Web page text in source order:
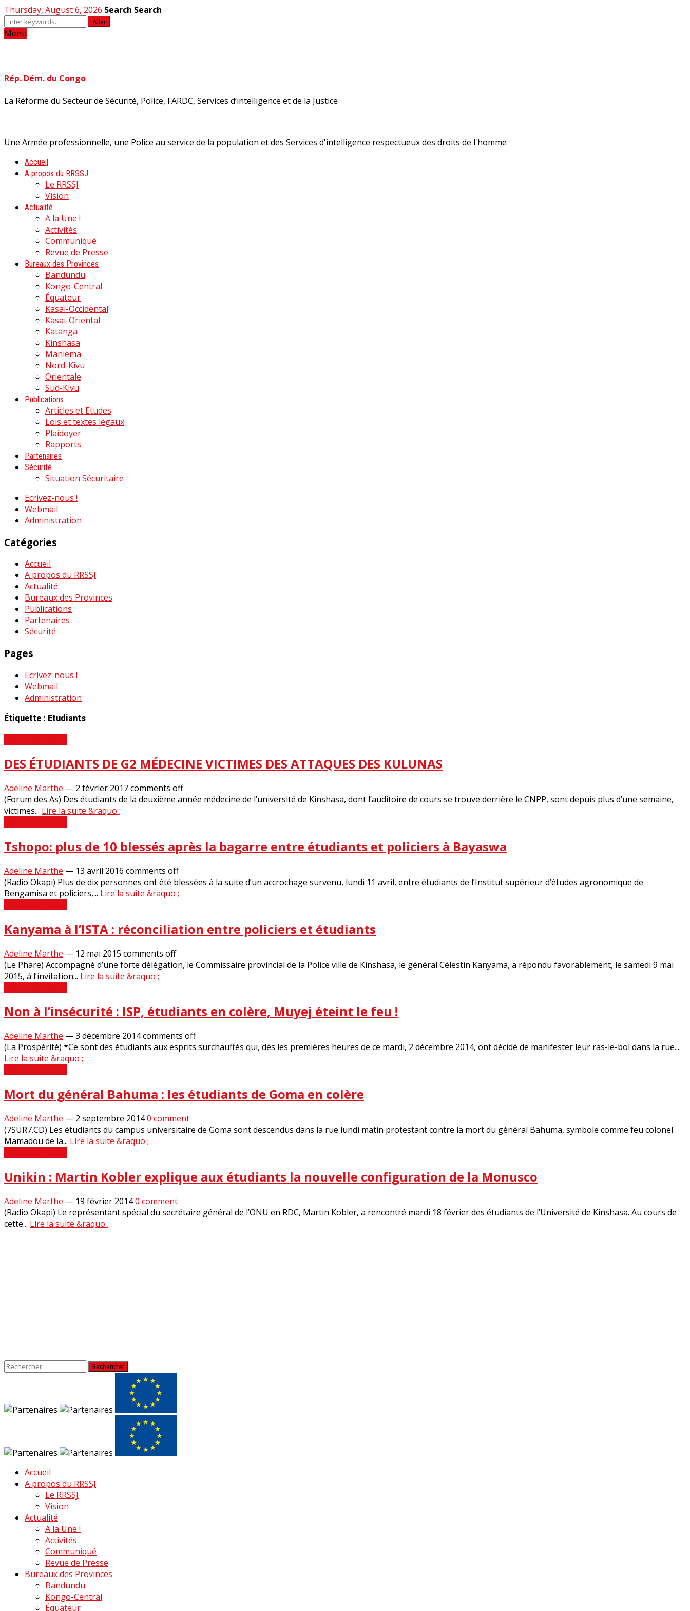
Thursday, August 6, 2026 Search Search
Aller
Menu
Rép. Dém. du Congo
La Réforme du Secteur de Sécurité, Police, FARDC, Services d’intelligence et de la Justice
Une Armée professionnelle, une Police au service de la population et des Services d'intelligence respectueux des droits de l'homme
Accueil
A propos du RRSSJ
Le RRSSJ
Vision
Actualité
A la Une !
Activités
Communiqué
Revue de Presse
Bureaux des Provinces
Bandundu
Kongo-Central
Équateur
Kasaï-Occidental
Kasaï-Oriental
Katanga
Kinshasa
Maniema
Nord-Kivu
Orientale
Sud-Kivu
Publications
Articles et Etudes
Lois et textes légaux
Plaidoyer
Rapports
Partenaires
Sécurité
Situation Sécuritaire
Ecrivez-nous !
Webmail
Administration
Catégories
Accueil
A propos du RRSSJ
Actualité
Bureaux des Provinces
Publications
Partenaires
Sécurité
Pages
Ecrivez-nous !
Webmail
Administration
Étiquette : Etudiants
DES ÉTUDIANTS DE G2 MÉDECINE VICTIMES DES ATTAQUES DES KULUNAS
Adeline Marthe — 2 février 2017comments off
(Forum des As) Des étudiants de la deuxième année médecine de l’université de Kinshasa, dont l’auditoire de cours se trouve derrière le CNPP, sont depuis plus d’une semaine,
victimes... Lire la suite &raquo ;
Tshopo: plus de 10 blessés après la bagarre entre étudiants et policiers à Bayaswa
Adeline Marthe — 13 avril 2016 comments off
(Radio Okapi) Plus de dix personnes ont été blessées à la suite d’un accrochage survenu, lundi 11 avril, entre étudiants de l’Institut supérieur d’études agronomique de
Bengamisa et policiers,... Lire la suite &raquo ;
Kanyama à l’ISTA : réconciliation entre policiers et étudiants
Adeline Marthe — 12 mai 2015 comments off
(Le Phare) Accompagné d’une forte délégation, le Commissaire provincial de la Police ville de Kinshasa, le général Célestin Kanyama, a répondu favorablement, le samedi 9 mai
2015, à l’invitation... Lire la suite &raquo ;
Non à l’insécurité : ISP, étudiants en colère, Muyej éteint le feu !
Adeline Marthe —3 décembre 2014comments off
(La Prospérité) *Ce sont des étudiants aux esprits surchauffés qui, dès les premières heures de ce mardi, 2 décembre 2014, ont décidé de manifester leur ras-le-bol dans la rue....
Lire la suite &raquo ;
Mort du général Bahuma : les étudiants de Goma en colère
Adeline Marthe — 2 septembre 20140 comment
(7SUR7.CD) Les étudiants du campus universitaire de Goma sont descendus dans la rue lundi matin protestant contre la mort du général Bahuma, symbole comme feu colonel
Mamadou de la... Lire la suite &raquo ;
Unikin : Martin Kobler explique aux étudiants la nouvelle configuration de la Monusco
Adeline Marthe — 19 février 20140 comment
(Radio Okapi) Le représentant spécial du secrétaire général de l’ONU en RDC, Martin Kobler, a rencontré mardi 18 février des étudiants de l’Université de Kinshasa. Au cours de
cette... Lire la suite &raquo ;
Rechercher :
Accueil
A propos du RRSSJ
Le RRSSJ
Vision
Actualité
A la Une !
Activités
Communiqué
Revue de Presse
Bureaux des Provinces
Bandundu
Kongo-Central
Équateur